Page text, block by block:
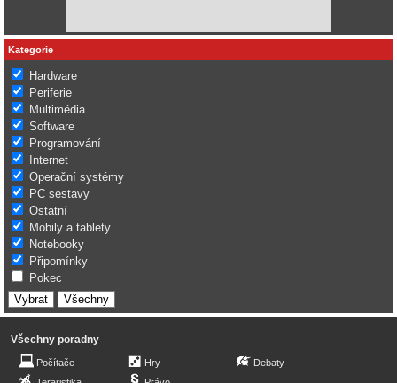
Kategorie
Hardware
Periferie
Multimédia
Software
Programování
Internet
Operační systémy
PC sestavy
Ostatní
Mobily a tablety
Notebooky
Připomínky
Pokec
Všechny poradny
Počítače
Hry
Debaty